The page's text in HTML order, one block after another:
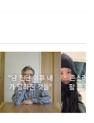
“암 진단 이후 내
가 달라진 것들”
촌스러
활 즐기